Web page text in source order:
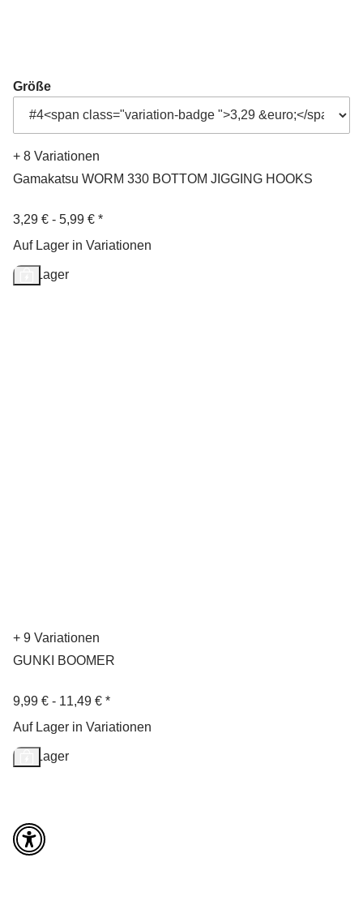
Größe
+ 8 Variationen
Gamakatsu WORM 330 BOTTOM JIGGING HOOKS
3,29 € - 5,99 € *
Auf Lager in Variationen
Auf Lager
+ 9 Variationen
GUNKI BOOMER
9,99 € - 11,49 € *
Auf Lager in Variationen
Auf Lager